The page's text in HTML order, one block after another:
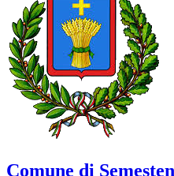
Comune di